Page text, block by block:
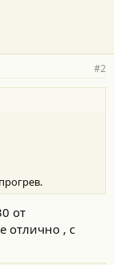
#2
от
отлично , с